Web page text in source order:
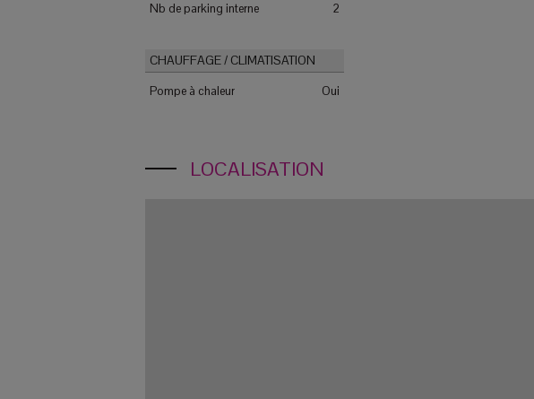
Nb de parking interne
2
CHAUFFAGE / CLIMATISATION
Pompe à chaleur Oui
LOCALISATION